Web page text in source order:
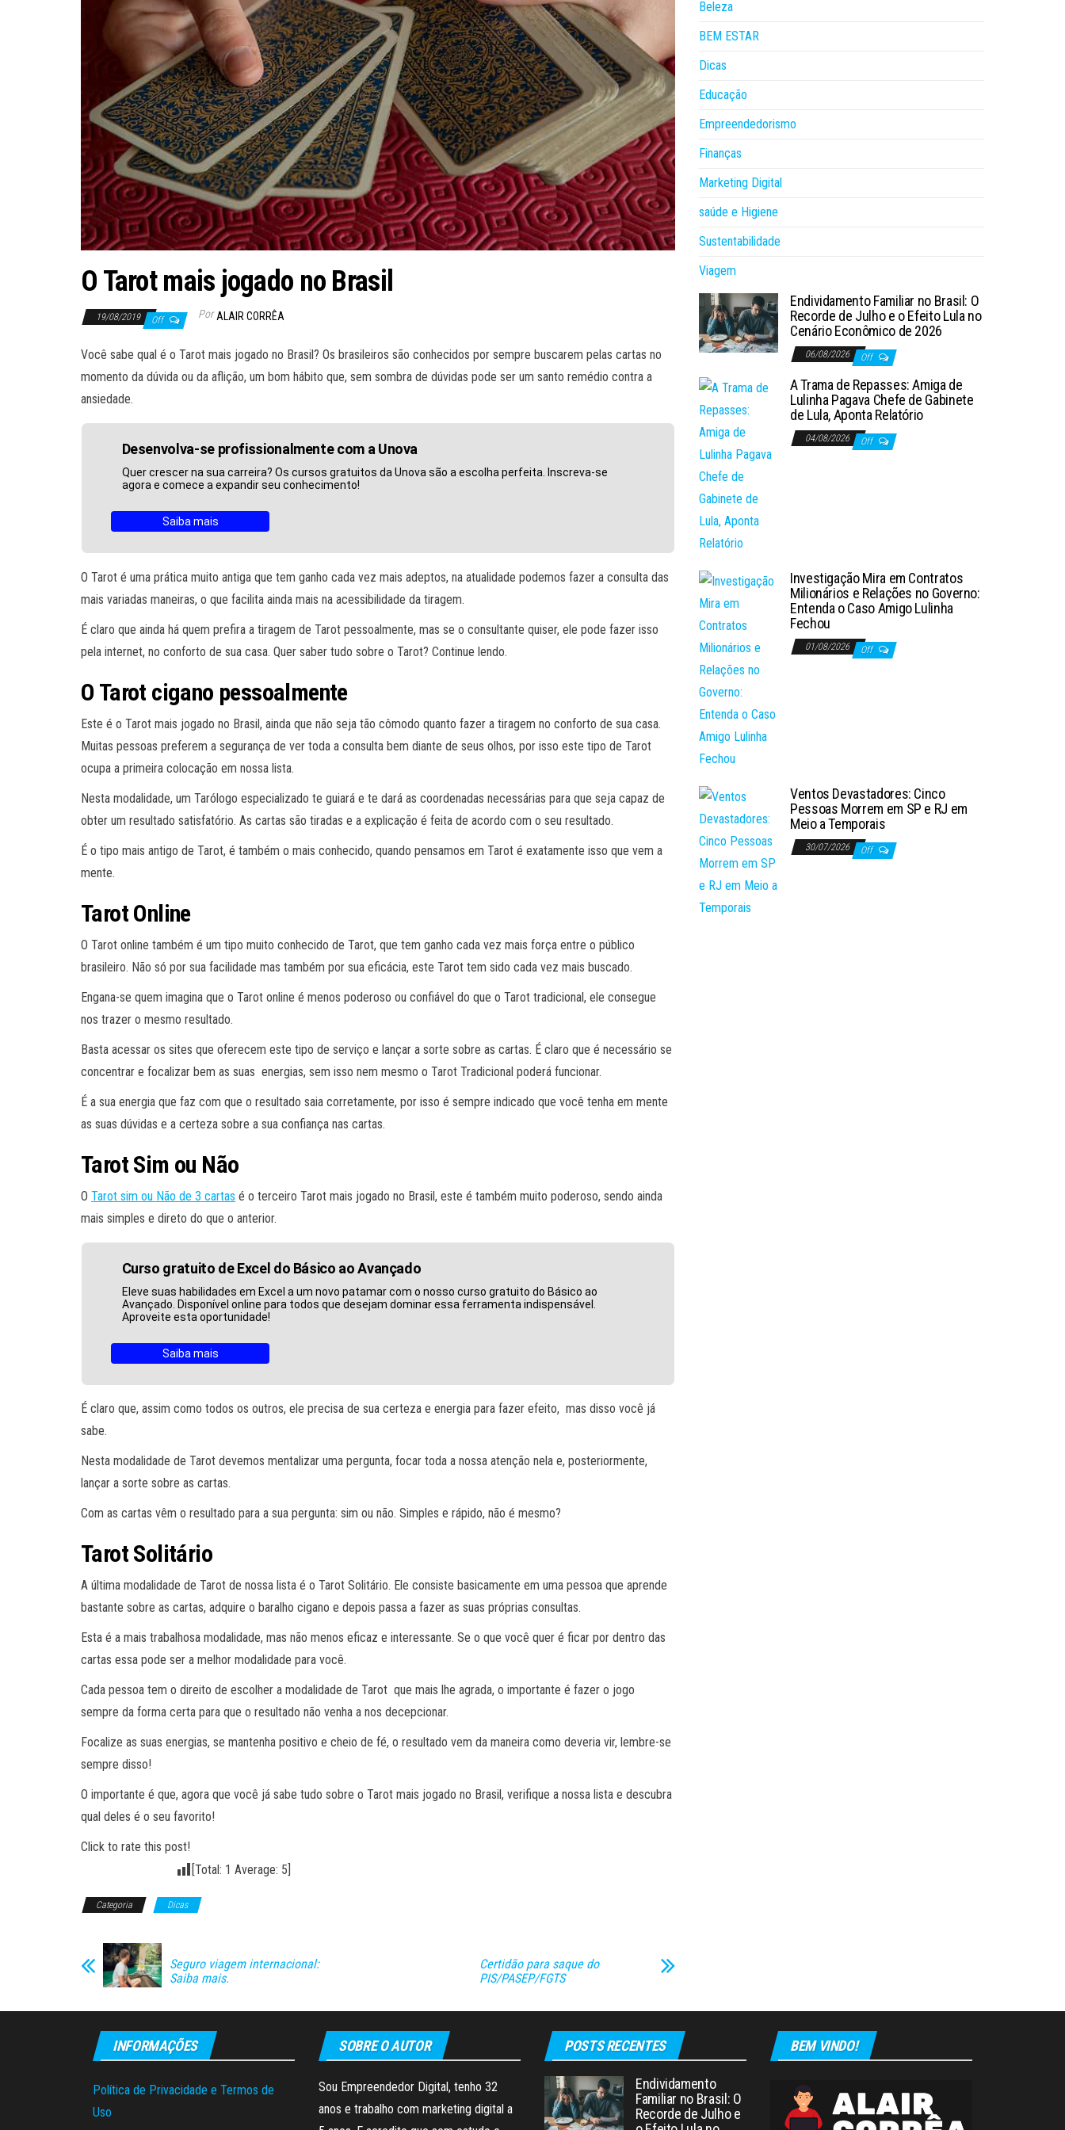
O Tarot mais jogado no Brasil
19/08/2019 Off Por ALAIR CORRÊA
Você sabe qual é o Tarot mais jogado no Brasil? Os brasileiros são conhecidos por sempre buscarem pelas cartas no
momento da dúvida ou da aflição, um bom hábito que, sem sombra de dúvidas pode ser um santo remédio contra a
ansiedade.
Desenvolva-se profissionalmente com a Unova
Quer crescer na sua carreira? Os cursos gratuitos da Unova são a escolha perfeita. Inscreva-se
agora e comece a expandir seu conhecimento!
Saiba mais
O Tarot é uma prática muito antiga que tem ganho cada vez mais adeptos, na atualidade podemos fazer a consulta das
mais variadas maneiras, o que facilita ainda mais na acessibilidade da tiragem.
É claro que ainda há quem prefira a tiragem de Tarot pessoalmente, mas se o consultante quiser, ele pode fazer isso
pela internet, no conforto de sua casa. Quer saber tudo sobre o Tarot? Continue lendo.
O Tarot cigano pessoalmente
Este é o Tarot mais jogado no Brasil, ainda que não seja tão cômodo quanto fazer a tiragem no conforto de sua casa.
Muitas pessoas preferem a segurança de ver toda a consulta bem diante de seus olhos, por isso este tipo de Tarot
ocupa a primeira colocação em nossa lista.
Nesta modalidade, um Tarólogo especializado te guiará e te dará as coordenadas necessárias para que seja capaz de
obter um resultado satisfatório. As cartas são tiradas e a explicação é feita de acordo com o seu resultado.
É o tipo mais antigo de Tarot, é também o mais conhecido, quando pensamos em Tarot é exatamente isso que vem a
mente.
Tarot Online
O Tarot online também é um tipo muito conhecido de Tarot, que tem ganho cada vez mais força entre o público
brasileiro. Não só por sua facilidade mas também por sua eficácia, este Tarot tem sido cada vez mais buscado.
Engana-se quem imagina que o Tarot online é menos poderoso ou confiável do que o Tarot tradicional, ele consegue
nos trazer o mesmo resultado.
Basta acessar os sites que oferecem este tipo de serviço e lançar a sorte sobre as cartas. É claro que é necessário se
concentrar e focalizar bem as suas energias, sem isso nem mesmo o Tarot Tradicional poderá funcionar.
É a sua energia que faz com que o resultado saia corretamente, por isso é sempre indicado que você tenha em mente
as suas dúvidas e a certeza sobre a sua confiança nas cartas.
Tarot Sim ou Não
O Tarot sim ou Não de 3 cartas é o terceiro Tarot mais jogado no Brasil, este é também muito poderoso, sendo ainda
mais simples e direto do que o anterior.
Curso gratuito de Excel do Básico ao Avançado
Eleve suas habilidades em Excel a um novo patamar com o nosso curso gratuito do Básico ao
Avançado. Disponível online para todos que desejam dominar essa ferramenta indispensável.
Aproveite esta oportunidade!
Saiba mais
É claro que, assim como todos os outros, ele precisa de sua certeza e energia para fazer efeito, mas disso você já
sabe.
Nesta modalidade de Tarot devemos mentalizar uma pergunta, focar toda a nossa atenção nela e, posteriormente,
lançar a sorte sobre as cartas.
Com as cartas vêm o resultado para a sua pergunta: sim ou não. Simples e rápido, não é mesmo?
Tarot Solitário
A última modalidade de Tarot de nossa lista é o Tarot Solitário. Ele consiste basicamente em uma pessoa que aprende
bastante sobre as cartas, adquire o baralho cigano e depois passa a fazer as suas próprias consultas.
Esta é a mais trabalhosa modalidade, mas não menos eficaz e interessante. Se o que você quer é ficar por dentro das
cartas essa pode ser a melhor modalidade para você.
Cada pessoa tem o direito de escolher a modalidade de Tarot que mais lhe agrada, o importante é fazer o jogo
sempre da forma certa para que o resultado não venha a nos decepcionar.
Focalize as suas energias, se mantenha positivo e cheio de fé, o resultado vem da maneira como deveria vir, lembre-se
sempre disso!
O importante é que, agora que você já sabe tudo sobre o Tarot mais jogado no Brasil, verifique a nossa lista e descubra
qual deles é o seu favorito!
Click to rate this post!
[Total: 1 Average: 5
Categoria Dicas
Seguro viagem internacional:
Saiba mais.
Certidão para saque do
PIS/PASEP/FGTS
Beleza
BEM ESTAR
Dicas
Educação
Empreendedorismo
Finanças
Marketing Digital
saúde e Higiene
Sustentabilidade
Viagem
Endividamento Familiar no Brasil: O
Recorde de Julho e o Efeito Lula no
Cenário Econômico de 2026
06/08/2026 Off
A Trama de Repasses: Amiga de
Lulinha Pagava Chefe de Gabinete
de Lula, Aponta Relatório
04/08/2026 Off
Investigação Mira em Contratos
Milionários e Relações no Governo:
Entenda o Caso Amigo Lulinha
Fechou
01/08/2026 Off
Ventos Devastadores: Cinco
Pessoas Morrem em SP e RJ em
Meio a Temporais
30/07/2026 Off
INFORMAÇÕES
Política de Privacidade e Termos de
Uso
SOBRE O AUTOR
Sou Empreendedor Digital, tenho 32
anos e trabalho com marketing digital a
POSTS RECENTES
Endividamento
Familiar no Brasil: O
Recorde de Julho e
BEM VINDO!